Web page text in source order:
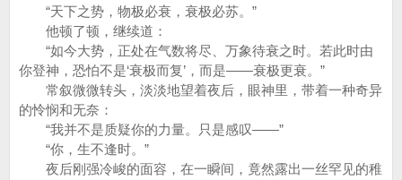
“天下之势，物极必衰，衰极必苏。”
他顿了顿，继续道：
“如今大势，正处在气数将尽、万象待衰之时。若此时由
你登神，恐怕不是‘衰极而复’，而是——衰极更衰。”
常叙微微转头，淡淡地望着夜后，眼神里，带着一种奇异
的怜悯和无奈：
“我并不是质疑你的力量。只是感叹——”
“你，生不逢时。”
夜后刚强冷峻的面容，在一瞬间，竟然露出一丝罕见的稚